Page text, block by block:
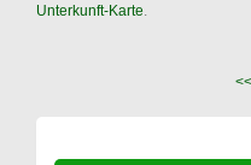
Unterkunft-Karte